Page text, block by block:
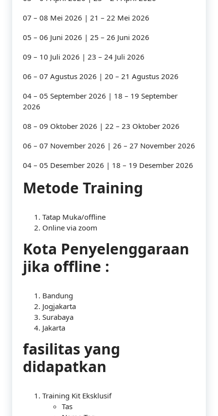
07 – 08 Mei 2026 | 21 – 22 Mei 2026
05 – 06 Juni 2026 | 25 – 26 Juni 2026
09 – 10 Juli 2026 | 23 – 24 Juli 2026
06 – 07 Agustus 2026 | 20 – 21 Agustus 2026
04 – 05 September 2026 | 18 – 19 September
2026
08 – 09 Oktober 2026 | 22 – 23 Oktober 2026
06 – 07 November 2026 | 26 – 27 November 2026
04 – 05 Desember 2026 | 18 – 19 Desember 2026
Metode Training
Tatap Muka/offline
Online via zoom
Kota Penyelenggaraan
jika offline :
Bandung
Jogjakarta
Surabaya
Jakarta
fasilitas yang
didapatkan
Training Kit Eksklusif
Tas